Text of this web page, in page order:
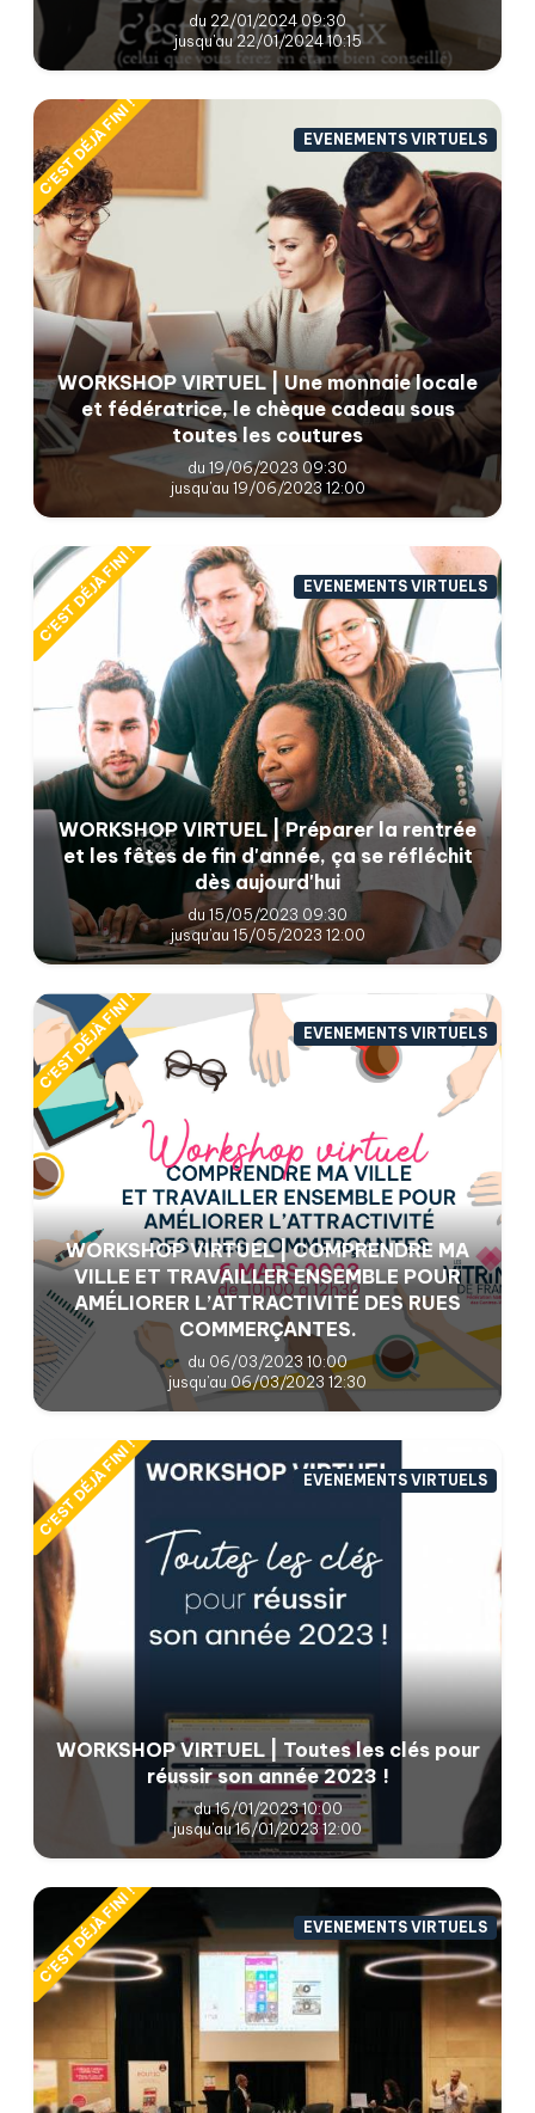
du 22/01/2024 09:30
jusqu'au 22/01/2024 10:15
C'EST DÉJÀ FINI ! EVENEMENTS VIRTUELS
WORKSHOP VIRTUEL | Une monnaie locale
et fédératrice, le chèque cadeau sous
toutes les coutures
du 19/06/2023 09:30
jusqu'au 19/06/2023 12:00
C'EST DÉJÀ FINI ! EVENEMENTS VIRTUELS
WORKSHOP VIRTUEL | Préparer la rentrée
et les fêtes de fin d'année, ça se réfléchit
dès aujourd'hui
du 15/05/2023 09:30
jusqu'au 15/05/2023 12:00
C'EST DÉJÀ FINI ! EVENEMENTS VIRTUELS
WORKSHOP VIRTUEL | COMPRENDRE MA
VILLE ET TRAVAILLER ENSEMBLE POUR
AMÉLIORER L’ATTRACTIVITÉ DES RUES
COMMERÇANTES.
du 06/03/2023 10:00
jusqu'au 06/03/2023 12:30
C'EST DÉJÀ FINI ! EVENEMENTS VIRTUELS
WORKSHOP VIRTUEL | Toutes les clés pour
réussir son année 2023 !
du 16/01/2023 10:00
jusqu'au 16/01/2023 12:00
C'EST DÉJÀ FINI ! EVENEMENTS VIRTUELS